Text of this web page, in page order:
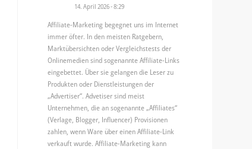
14. April 2026 - 8:29
Affiliate-Marketing begegnet uns im Internet
immer öfter. In den meisten Ratgebern,
Marktübersichten oder Vergleichstests der
Onlinemedien sind sogenannte Affiliate-Links
eingebettet. Über sie gelangen die Leser zu
Produkten oder Dienstleistungen der
„Advertiser“. Advetiser sind meist
Unternehmen, die an sogenannte „Affiliates“
(Verlage, Blogger, Influencer) Provisionen
zahlen, wenn Ware über einen Affiliate-Link
verkauft wurde. Affiliate-Marketing kann